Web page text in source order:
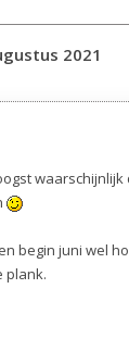
2021
begin juni wel
plank.